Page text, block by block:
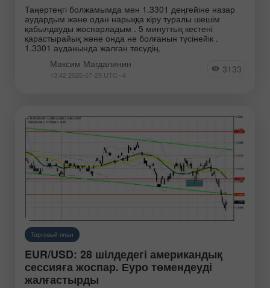
Таңертеңгі болжамымда мен 1.3301 деңгейіне назар
аудардым және одан нарыққа кіру туралы шешім
қабылдауды жоспарладым . 5 минуттық кестені
қарастырайық және онда не болғанын түсінейік .
1.3301 ауданында жалған тесудің.
Максим Магдалинин
13:42 2026-07-29 UTC--4 3133
Торговый план
EUR/USD: 28 шілдедегі американдық
сессияға жоспар. Еуро төмендеуді
жалғастырды